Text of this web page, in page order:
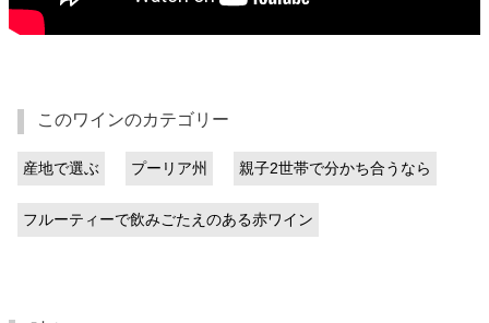
このワインのカテゴリー
産地で選ぶ プーリア州 親子2世帯で分かち合うなら
フルーティーで飲みごたえのある赤ワイン